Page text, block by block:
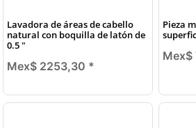
Lavadora de áreas de cabello
natural con boquilla de latón de
0.5 "
Mex$ 2253,30 *
Pieza